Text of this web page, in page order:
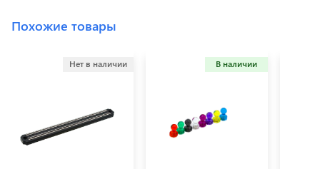
Похожие товары
Нет в наличии В наличии